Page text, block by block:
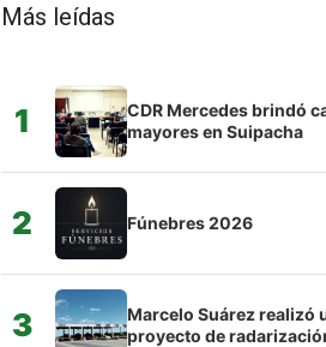
Más leídas
1
CDR Mercedes brindó
mayores en Suipacha
2 Fúnebres 2026
3
Marcelo Suárez realizó
proyecto de